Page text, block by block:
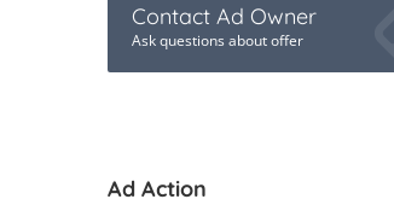
Contact Ad Owner
Ask questions about offer
Ad Action